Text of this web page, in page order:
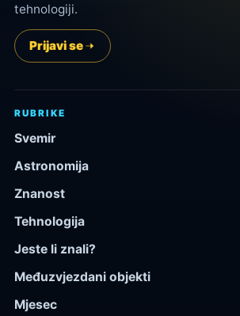
tehnologiji.
Prijavi se
RUBRIKE
Svemir
Astronomija
Znanost
Tehnologija
Jeste li znali?
Međuzvjezdani objekti
Mjesec